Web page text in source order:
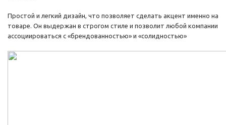
Простой и легкий дизайн, что позволяет сделать акцент именно на
товаре. Он выдержан в строгом стиле и позволит любой компании
ассоциироваться с «брендованностью» и «солидностью»